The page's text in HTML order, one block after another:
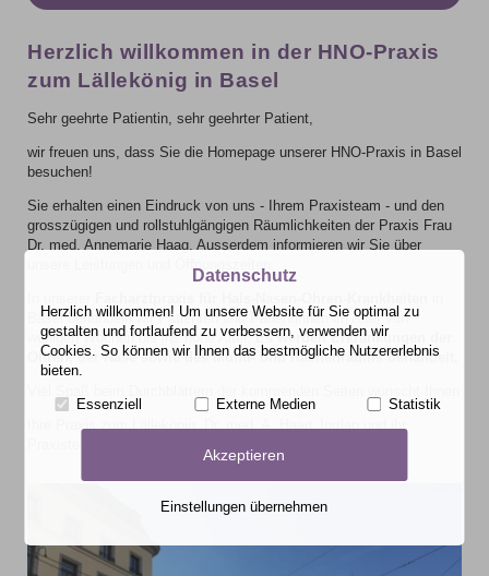
Herzlich willkommen in der HNO-Praxis
zum Lällekönig in Basel
Sehr geehrte Patientin, sehr geehrter Patient,
wir freuen uns, dass Sie die Homepage unserer HNO-Praxis in Basel
besuchen!
Sie erhalten einen Eindruck von uns - Ihrem Praxisteam - und den
grosszügigen und rollstuhlgängigen Räumlichkeiten der Praxis Frau
Dr. med. Annemarie Haag. Ausserdem informieren wir Sie über
Basel behandeln wir Patienten und Patientinnen im Alter von
wenigen Wochen bis ins hohe Alter.Es werden Erkrankungen der
Ohren, der Nase sowie des Mund- und Rachenraums behandelt.
Datenschutz
Herzlich willkommen! Um unsere Website für Sie optimal zu
gestalten und fortlaufend zu verbessern, verwenden wir
Cookies. So können wir Ihnen das bestmögliche Nutzererlebnis
bieten.
Essenziell Externe Medien Statistik
Akzeptieren
Einstellungen übernehmen